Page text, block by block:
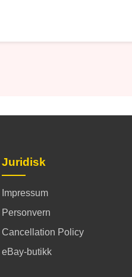
Juridisk
Impressum
Personvern
Cancellation Policy
eBay-butikk